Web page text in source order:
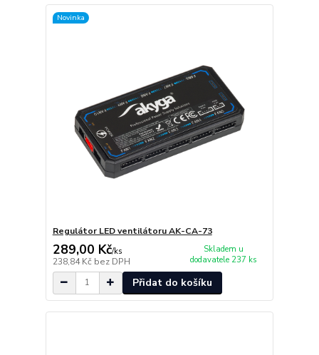
Novinka
Regulátor LED ventilátoru AK-CA-73
289,00 Kč/ks
238,84 Kč bez DPH
Skladem u
dodavatele 237 ks
Přidat do košíku